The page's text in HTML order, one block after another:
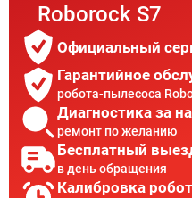
Roborock S7
Официальный
Гарантийное
робота-пылесоса
Диагностика за
ремонт по желанию
Бесплатный
в день обращения
Калибровка